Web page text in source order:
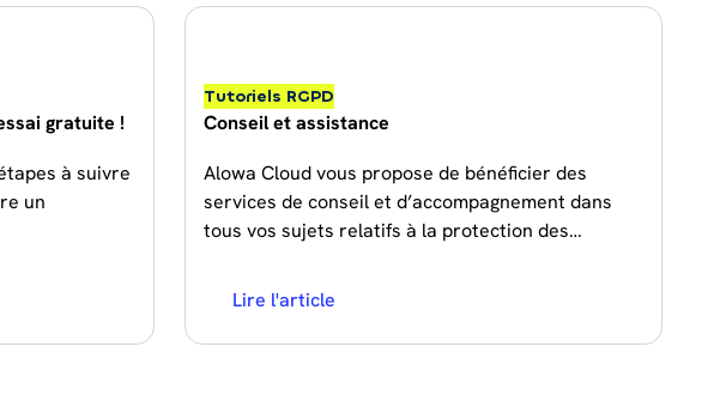
gratuite !
à suivre
un
Tutoriels RGPD
Conseil et assistance
Alowa Cloud vous propose de bénéficier des
services de conseil et d’accompagnement dans
tous vos sujets relatifs à la protection des
Lire l'article